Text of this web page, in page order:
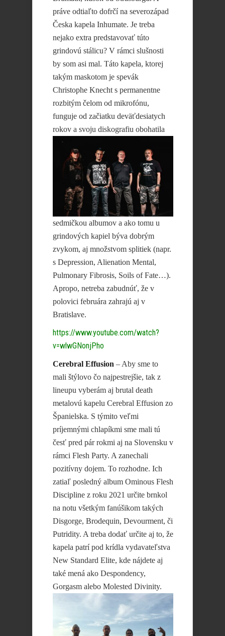
práve odtiaľto dofrčí na severozápad
Česka kapela Inhumate. Je treba
nejako extra predstavovať túto
grindovú stálicu? V rámci slušnosti
by som asi mal. Táto kapela, ktorej
takým maskotom je spevák
Christophe Knecht s permanentne
rozbitým čelom od mikrofónu,
funguje od začiatku deväťdesiatych
rokov a svoju diskografiu obohatila
sedmičkou albumov a ako tomu u
grindových kapiel býva dobrým
zvykom, aj množstvom splitiek (napr.
s Depression, Alienation Mental,
Pulmonary Fibrosis, Soils of Fate…).
Apropo, netreba zabudnúť, že v
polovici februára zahrajú aj v
Bratislave.
https://www.youtube.com/watch?
v=wlwGNonjPho
Cerebral Effusion – Aby sme to
mali štýlovo čo najpestrejšie, tak z
lineupu vyberám aj brutal death
metalovú kapelu Cerebral Effusion zo
Španielska. S týmito veľmi
príjemnými chlapíkmi sme mali tú
česť pred pár rokmi aj na Slovensku v
rámci Flesh Party. A zanechali
pozitívny dojem. To rozhodne. Ich
zatiaľ posledný album Ominous Flesh
Discipline z roku 2021 určite brnkol
na notu všetkým fanúšikom takých
Disgorge, Brodequin, Devourment, či
Putridity. A treba dodať určite aj to, že
kapela patrí pod krídla vydavateľstva
New Standard Elite, kde nájdete aj
také mená ako Despondency,
Gorgasm alebo Molested Divinity.